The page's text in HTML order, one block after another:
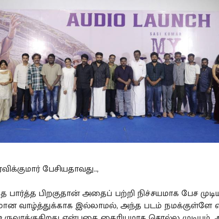
பேசியதாவது..,
பார்த்த பிறகுதான் அதைப் பற்றி நிச்சயமாக பேச
வாழ்த்துக்காக இல்லாமல், அந்த படம்